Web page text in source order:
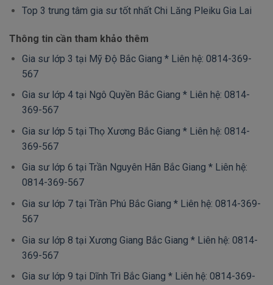
Top 3 trung tâm gia sư tốt nhất Chi Lăng Pleiku Gia Lai
Thông tin cần tham khảo thêm
Gia sư lớp 3 tại Mỹ Độ Bắc Giang * Liên hệ: 0814-369-
567
Gia sư lớp 4 tại Ngô Quyền Bắc Giang * Liên hệ: 0814-
369-567
Gia sư lớp 5 tại Thọ Xương Bắc Giang * Liên hệ: 0814-
369-567
Gia sư lớp 6 tại Trần Nguyên Hãn Bắc Giang * Liên hệ:
0814-369-567
Gia sư lớp 7 tại Trần Phú Bắc Giang * Liên hệ: 0814-369-
567
Gia sư lớp 8 tại Xương Giang Bắc Giang * Liên hệ: 0814-
369-567
Gia sư lớp 9 tại Dĩnh Trì Bắc Giang * Liên hệ: 0814-369-